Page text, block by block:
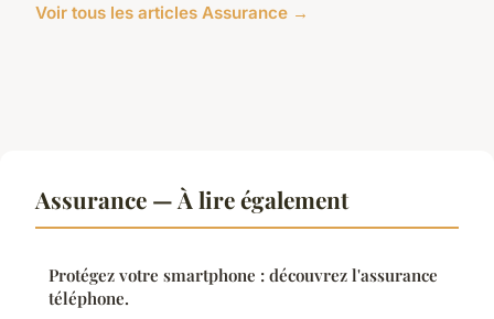
Voir tous les articles Assurance →
Assurance — À lire également
Protégez votre smartphone : découvrez l'assurance
téléphone.